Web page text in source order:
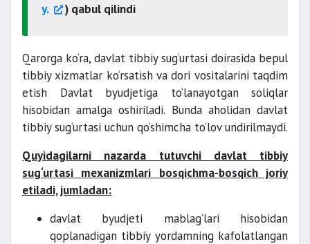
y.
) qabul qilindi
Qarorga ko‘ra, davlat tibbiy sug‘urtasi doirasida bepul
tibbiy xizmatlar ko‘rsatish va dori vositalarini taqdim
etish Davlat byudjetiga to‘lanayotgan soliqlar
hisobidan amalga oshiriladi. Bunda aholidan davlat
tibbiy sug‘urtasi uchun qo‘shimcha to‘lov undirilmaydi.
Quyidagilarni nazarda tutuvchi davlat tibbiy
sug‘urtasi mexanizmlari bosqichma-bosqich joriy
etiladi, jumladan:
davlat byudjeti mablag‘lari hisobidan
qoplanadigan tibbiy yordamning kafolatlangan